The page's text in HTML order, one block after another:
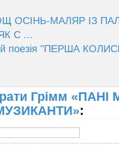
ОСІНЬ-МАЛЯР ІЗ
С ...
поезія "ПЕРША
Грімм
: